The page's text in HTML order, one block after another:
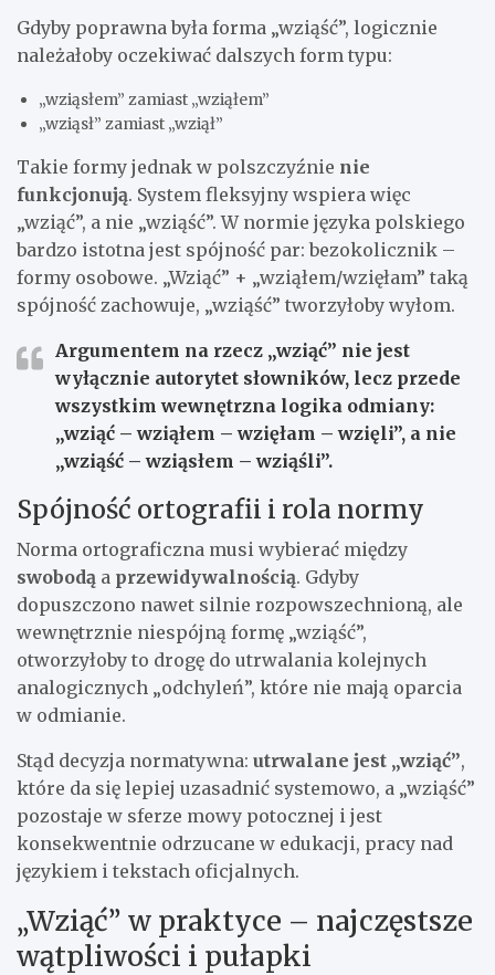
Gdyby poprawna była forma „wziąść”, logicznie
należałoby oczekiwać dalszych form typu:
„wziąsłem” zamiast „wziąłem”
„wziąsł” zamiast „wziął”
Takie formy jednak w polszczyźnie nie
funkcjonują. System fleksyjny wspiera więc
„wziąć”, a nie „wziąść”. W normie języka polskiego
bardzo istotna jest spójność par: bezokolicznik –
formy osobowe. „Wziąć” + „wziąłem/wzięłam” taką
spójność zachowuje, „wziąść” tworzyłoby wyłom.
Argumentem na rzecz „wziąć” nie jest
wyłącznie autorytet słowników, lecz przede
wszystkim wewnętrzna logika odmiany:
„wziąć – wziąłem – wzięłam – wzięli”, a nie
„wziąść – wziąsłem – wziąśli”.
Spójność ortografii i rola normy
Norma ortograficzna musi wybierać między
swobodą a przewidywalnością. Gdyby
dopuszczono nawet silnie rozpowszechnioną, ale
wewnętrznie niespójną formę „wziąść”,
otworzyłoby to drogę do utrwalania kolejnych
analogicznych „odchyleń”, które nie mają oparcia
w odmianie.
Stąd decyzja normatywna: utrwalane jest „wziąć”,
które da się lepiej uzasadnić systemowo, a „wziąść”
pozostaje w sferze mowy potocznej i jest
konsekwentnie odrzucane w edukacji, pracy nad
językiem i tekstach oficjalnych.
„Wziąć” w praktyce – najczęstsze
wątpliwości i pułapki